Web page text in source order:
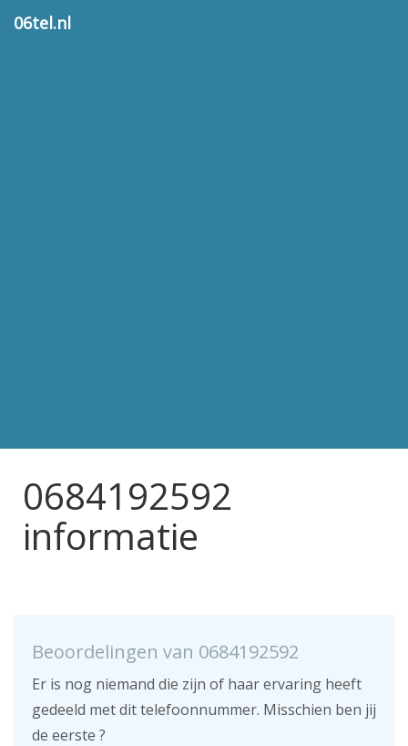
06tel.nl
0684192592
informatie
Beoordelingen van 0684192592
Er is nog niemand die zijn of haar ervaring heeft
gedeeld met dit telefoonnummer. Misschien ben jij
de eerste ?